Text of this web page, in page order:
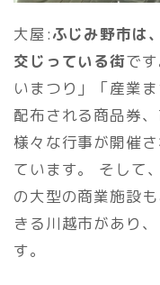
大屋:ふじみ野市は
交じっている街で
いまつり」「産業
配布される商品券
様々な行事が開催
ています。 そして
の大型の商業施設
きる川越市があり
す。